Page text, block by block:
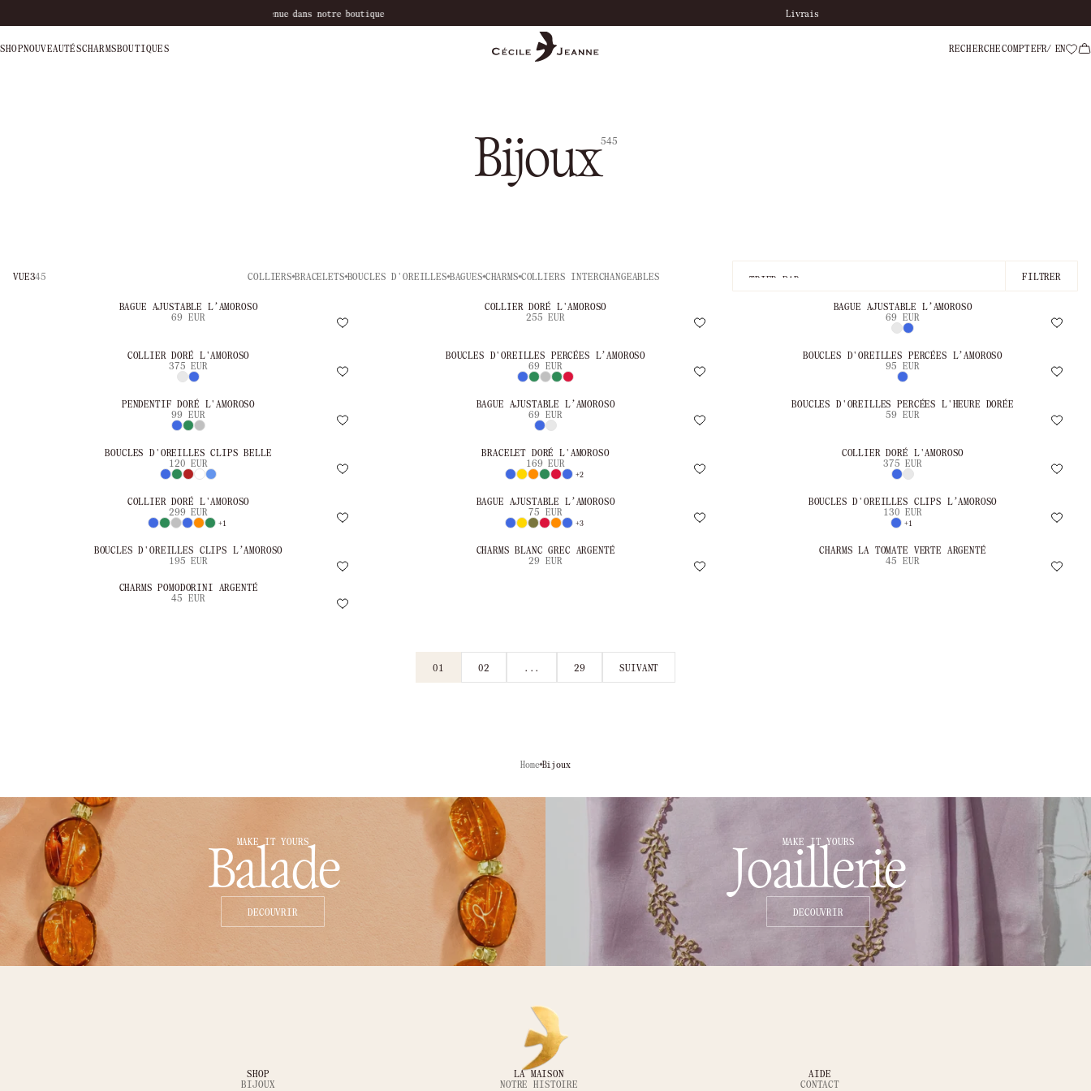
SHOPNOUVEAUTÉSCHARMSBOUTIQUES RECHERCHECOMPTEFR EN
Bijoux545
VUE345 COLLIERS BRACELETS BOUCLES D'OREILLES BAGUES CHARMS COLLIERS INTERCHANGEABLES FILTRER
BAGUE AJUSTABLE L’AMOROSO
69 EUR
COLLIER DORÉ L'AMOROSO
255 EUR
BAGUE AJUSTABLE L’AMOROSO
69 EUR
COLLIER DORÉ L'AMOROSO
375 EUR
BOUCLES D'OREILLES PERCÉES L’AMOROSO
69 EUR
BOUCLES D'OREILLES PERCÉES L’AMOROSO
95 EUR
PENDENTIF DORÉ L'AMOROSO
99 EUR
BAGUE AJUSTABLE L’AMOROSO
69 EUR
BOUCLES D'OREILLES PERCÉES L'HEURE DORÉE
59 EUR
BOUCLES D'OREILLES CLIPS BELLE
120 EUR
BRACELET DORÉ L'AMOROSO
169 EUR
+2
COLLIER DORÉ L'AMOROSO
375 EUR
COLLIER DORÉ L'AMOROSO
299 EUR
+1
BAGUE AJUSTABLE L’AMOROSO
75 EUR
+3
BOUCLES D'OREILLES CLIPS L’AMOROSO
130 EUR
+1
BOUCLES D'OREILLES CLIPS L’AMOROSO
195 EUR
CHARMS BLANC GREC ARGENTÉ
29 EUR
CHARMS LA TOMATE VERTE ARGENTÉ
45 EUR
CHARMS POMODORINI ARGENTÉ
45 EUR
01 02 29 SUIVANT
Home Bijoux
MAKE IT YOURS
Balade
DECOUVRIR
MAKE IT YOURS
Joaillerie
DECOUVRIR
SHOP
BIJOUX
LA MAISON
NOTRE HISTOIRE
AIDE
CONTACT